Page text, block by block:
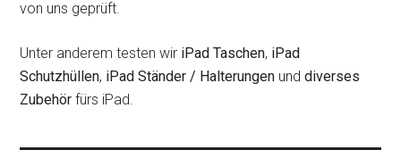
von uns geprüft.
Unter anderem testen wir iPad Taschen, iPad
Schutzhüllen, iPad Ständer / Halterungen unddiverses
Zubehör fürs iPad.